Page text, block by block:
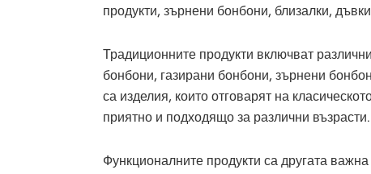
продукти, зърнени бонбони, близалки,
Традиционните продукти включват
бонбони, газирани бонбони, зърнени
са изделия, които отговарят на
приятно и подходящо за различни възрасти.
Функционалните продукти са другата